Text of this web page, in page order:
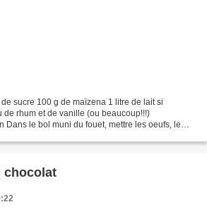
sucre 100 g de maïzena 1 litre de lait si
de rhum et de vanille (ou beaucoup!!!)
Dans le bol muni du fouet, mettre les oeufs, le
chocolat